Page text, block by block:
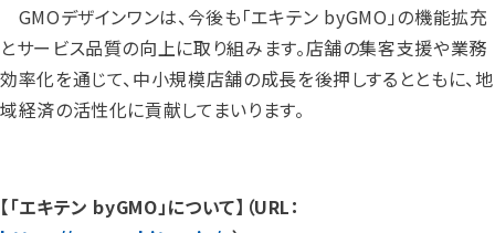
GMOデザインワンは、今後も「エキテン byGMO」の機能拡充
とサービス品質の向上に取り組みます。店舗の集客支援や業務
効率化を通じて、中小規模店舗の成長を後押しするとともに、地
域経済の活性化に貢献してまいります。
【「エキテン byGMO」について】（URL：